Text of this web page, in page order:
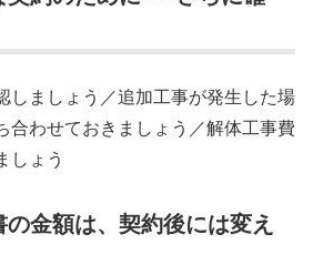
しましょう／追加工事が発生した場
合わせておきましょう／解体工事費
しょう
金額は、契約後には変え